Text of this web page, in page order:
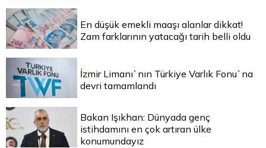
En düşük emekli maaşı alanlar dikkat!
Zam farklarının yatacağı tarih belli oldu
İzmir Limanı`nın Türkiye Varlık Fonu`na
devri tamamlandı
Bakan Işıkhan: Dünyada genç
istihdamını en çok artıran ülke
konumundayız